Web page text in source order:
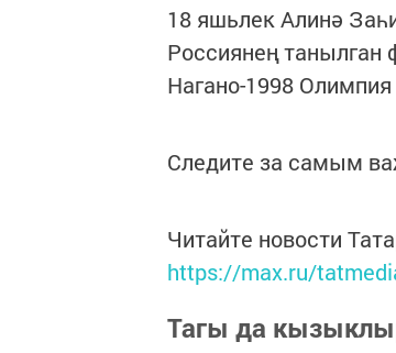
18 яшьлек Алинә
Россиянең
Нагано-1998
Следите за самым
Читайте новости
https://max.ru/
Тагы да